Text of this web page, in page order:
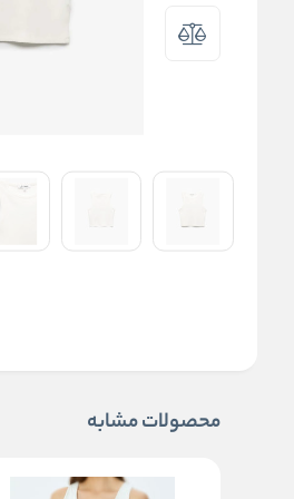
محصولات مشابه